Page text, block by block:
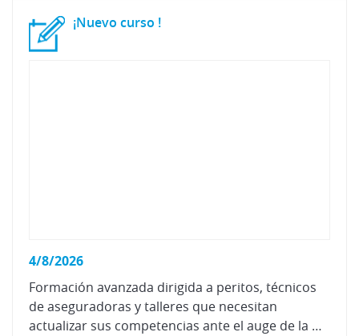
¡Nuevo curso !
4/8/2026
Formación avanzada dirigida a peritos, técnicos
de aseguradoras y talleres que necesitan
actualizar sus competencias ante el auge de la movilidad eléctrica.